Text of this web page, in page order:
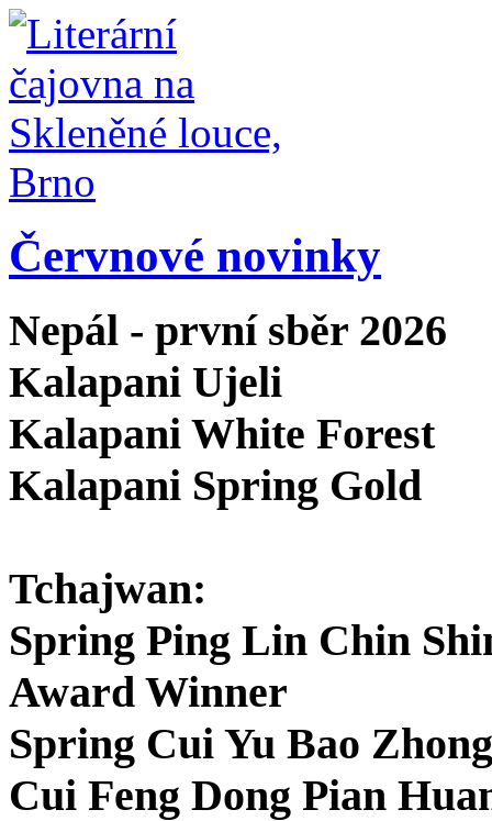
Červnové novinky
Nepál - první sběr 2026
Kalapani Ujeli
Kalapani White Forest
Kalapani Spring Gold
Tchajwan:
Spring Ping Lin Chin
Award Winner
Spring Cui Yu Bao
Cui Feng Dong Pian